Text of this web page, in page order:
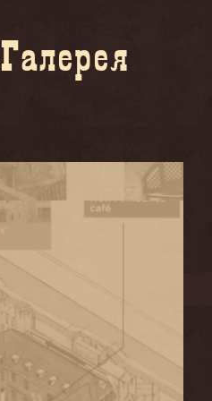
Галерея